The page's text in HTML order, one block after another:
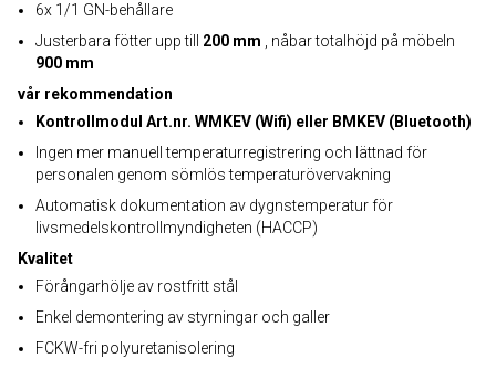
6x 1/1 GN-behållare
Justerbara fötter upp till 200 mm
, nåbar totalhöjd på möbeln
900 mm
vår rekommendation
Kontrollmodul Art.nr. WMKEV (Wifi) eller BMKEV (Bluetooth)
Ingen mer manuell temperaturregistrering och lättnad för
personalen genom sömlös temperaturövervakning
Automatisk dokumentation av dygnstemperatur för
livsmedelskontrollmyndigheten (HACCP)
Kvalitet
Förångarhölje av rostfritt stål
Enkel demontering av styrningar och galler
FCKW-fri polyuretanisolering